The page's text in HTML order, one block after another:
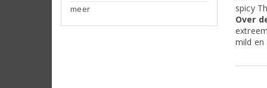
meer
spicy
Over
mild en